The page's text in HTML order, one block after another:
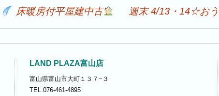
床暖房付平屋建中古 週末 4/13・14☆お
LAND PLAZA富山店
富山県富山市大町１３７−３
TEL:076-461-4895